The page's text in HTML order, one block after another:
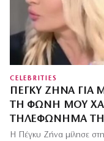
CELEBRITIES
ΠΈΓΚΥ ΖΉΝΑ ΓΙΑ
ΤΗ ΦΩΝΉ ΜΟΥ
ΤΗΛΕΦΏΝΗΜΆ
Η Πέγκυ Ζήνα μίλησε